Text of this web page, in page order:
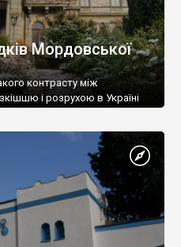
Мордовської
контрасту між
і розрухою в Україні